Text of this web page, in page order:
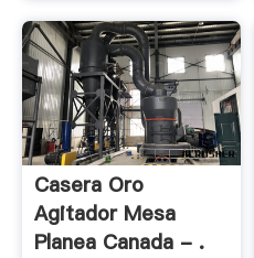
Casera Oro
Agitador Mesa
Planea Canada - .